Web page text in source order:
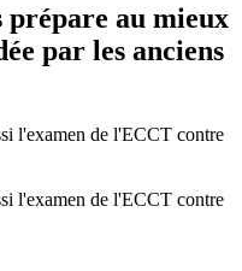
au mieux
par les anciens
l'examen de l'ECCT contre
l'examen de l'ECCT contre